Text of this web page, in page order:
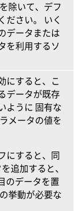
除いて、デフ
ださい。 いく
データまたは
を利用するソ
にすると、こ
データが既存
ように 固有な
メータの値を
にすると、同
追加すると、
のデータを置
挙動が必要な